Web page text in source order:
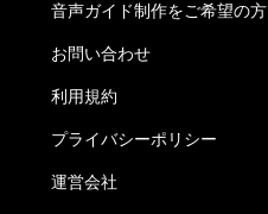
音声ガイド制作をご希望の方
お問い合わせ
利用規約
プライバシーポリシー
運営会社